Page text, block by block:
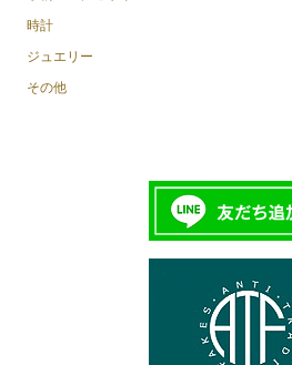
時計
ジュエリー
その他